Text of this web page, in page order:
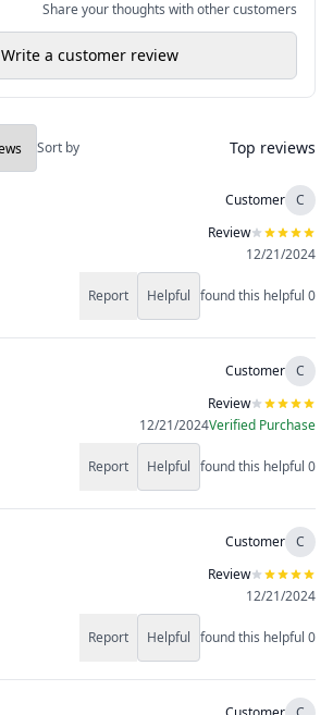
Share your thoughts with other customers
Write a customer review
Top reviews
Sort by
C
Customer
Review
12/21/2024
0
found this helpful
Helpful
Report
C
Customer
Review
Verified Purchase
12/21/2024
0
found this helpful
Helpful
Report
C
Customer
Review
12/21/2024
0
found this helpful
Helpful
Report